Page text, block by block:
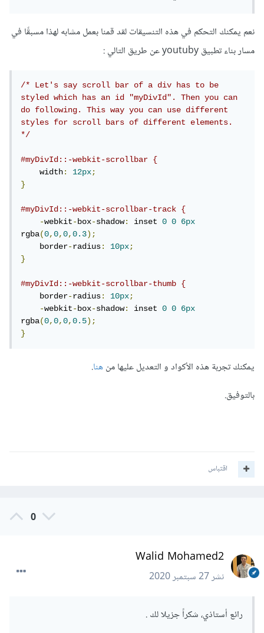
. orders_msg
{
direction:
نعم يمكنك التحكم في هذه التنسيقات لقد قمنا بعمل مشابه لهذا مسبقًا في
مسار بناء تطبيق youtuby عن طريق التالي :
/* Let's say scroll bar of a div has to be
styled which has an id "myDivId". Then you can
do following. This way you can use different
styles for scroll bars of different elements.
*/
#myDivId::-webkit-scrollbar {
    width
: 12px;
}
#myDivId::-webkit-scrollbar-track {
-webkit-box-shadow: inset 0 0
6px
rgba(0,0,0,0.3);
    border
-radius: 10px;
}
#myDivId::-webkit-scrollbar-thumb {
    border
-radius: 10px;
-webkit-box-shadow: inset 0 0
6px
rgba(0,0,0,0.5);
}
يمكنك تجربة هذه الأكواد و التعديل عليها منهنا.
بالتوفيق.
اقتباس
0
Walid Mohamed2
نشر27 سبتمبر 2020
رائع أستاذي، شكراً جزيلا لك .